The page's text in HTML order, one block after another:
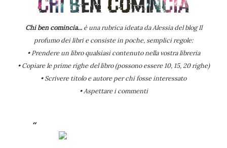
Chi ben comincia...è una rubrica ideata da Alessia del blog Il
profumo dei libri e consiste in poche, semplici regole:
• Prendere un libro qualsiasi contenuto nella vostra libreria
• Copiare le prime righe del libro (possono essere 10, 15, 20 righe)
• Scrivere titolo e autore per chi fosse interessato
• Aspettare i commenti